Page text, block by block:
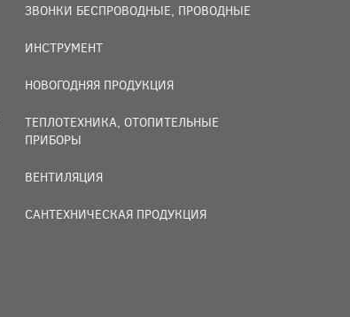
ЗВОНКИ БЕСПРОВОДНЫЕ, ПРОВОДНЫЕ
ИНСТРУМЕНТ
НОВОГОДНЯЯ ПРОДУКЦИЯ
ТЕПЛОТЕХНИКА, ОТОПИТЕЛЬНЫЕ
ПРИБОРЫ
ВЕНТИЛЯЦИЯ
САНТЕХНИЧЕСКАЯ ПРОДУКЦИЯ